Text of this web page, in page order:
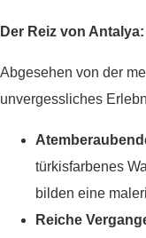
Der Reiz von Antalya:
Abgesehen von der
unvergessliches
türkisfarbenes
bilden eine
Reiche